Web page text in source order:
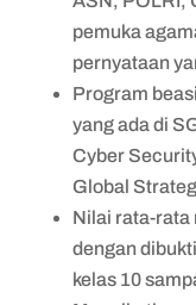
pemuka
pernyataan
Program
yang ada di
Cyber
Global
Nilai rata-rata
dengan
kelas 10